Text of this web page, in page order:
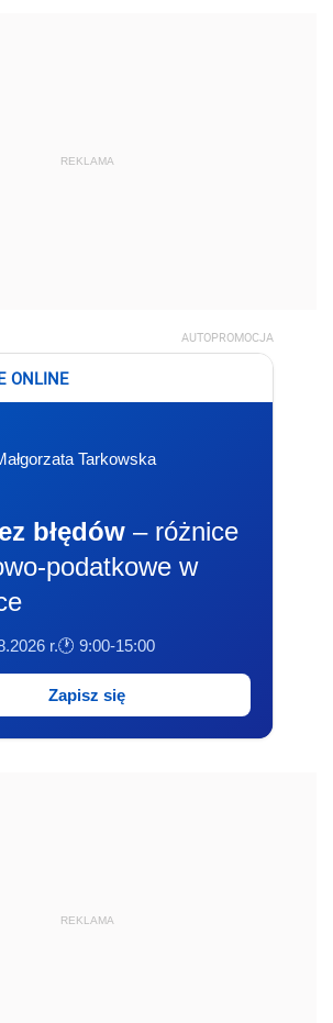
REKLAMA
AUTOPROMOCJA
ONLINE
Tarkowska
błędów – różnice
podatkowe w
r.🕐 9:00-15:00
Zapisz się
REKLAMA